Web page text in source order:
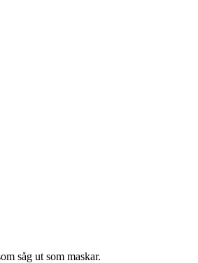
såg ut som maskar.